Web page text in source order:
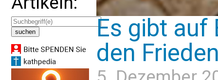
Es gibt
den